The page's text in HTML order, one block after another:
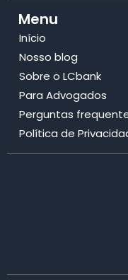
Menu
Início
Nosso blog
Sobre o LCbank
Para Advogados
Perguntas
Política de